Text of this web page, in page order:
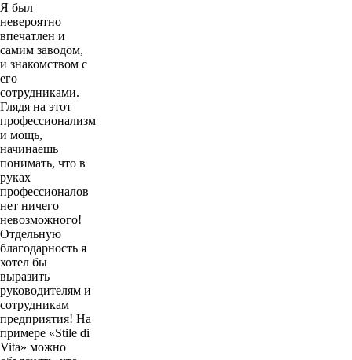
Я был
невероятно
впечатлен и
самим заводом,
и знакомством с
его
сотрудниками.
Глядя на этот
профессионализм
и мощь,
начинаешь
понимать, что в
руках
профессионалов
нет ничего
невозможного!
Отдельную
благодарность я
хотел бы
выразить
руководителям и
сотрудникам
предприятия! На
примере «Stile di
Vita» можно